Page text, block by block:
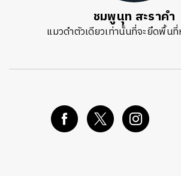
ชมพูนุท สะราคำ
แมวดำตัวเดียวเท่านั้นที่จะยึดพื้น